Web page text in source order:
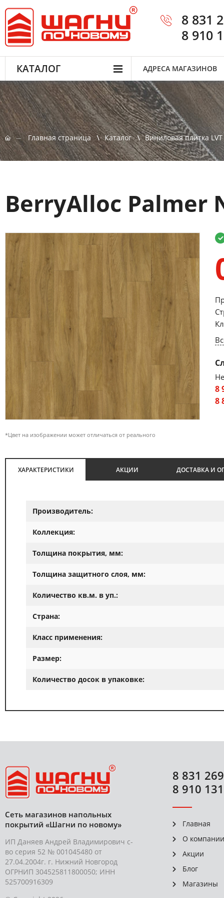
8 831
8 910
КАТАЛОГ АДРЕСА МАГАЗИНОВ
Главная страница Каталог Виниловая плитка LVT
BerryAlloc Palmer
*Цвет на изображении может отличаться от реального
8
8
ХАРАКТЕРИСТИКИ АКЦИИ ДОСТАВКА И
Производитель:
Коллекция:
Толщина покрытия, мм:
Толщина защитного слоя, мм:
Количество кв.м. в уп.:
Страна:
Класс применения:
Размер:
Количество досок в упаковке:
Сеть магазинов напольных
покрытий «Шагни по новому»
ИП Даняев Андрей Владимирович с-
во серия 52 № 001045480 от
27.04.2004г. г. Нижний Новгород
ОГРНИП 304525811800050; ИНН
525700916309
8 831
8 910
Главная
О компании
Акции
Блог
Магазины